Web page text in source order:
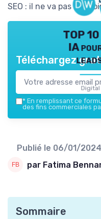
SEO : il ne va pas très
TOP
IA
Digital
Téléchargez
* En remplissant ce
des fins commerciales
Publié le 06/01/2024
par Fatima
Sommaire